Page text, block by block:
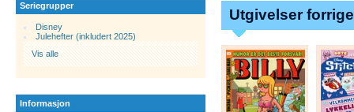
Seriegrupper
Disney
Julehefter (inkludert 2025)
Vis alle
Informasjon
Utgivelser